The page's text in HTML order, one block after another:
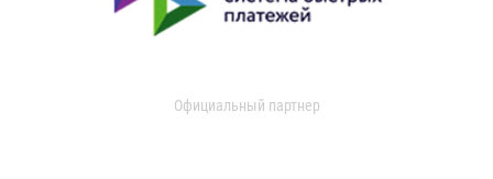
Официальный партнер